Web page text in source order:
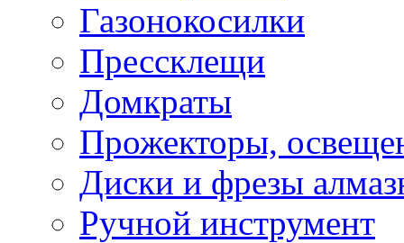
Газонокосилки
Прессклещи
Домкраты
Прожекторы,
Диски и фрезы
Ручной инструмент